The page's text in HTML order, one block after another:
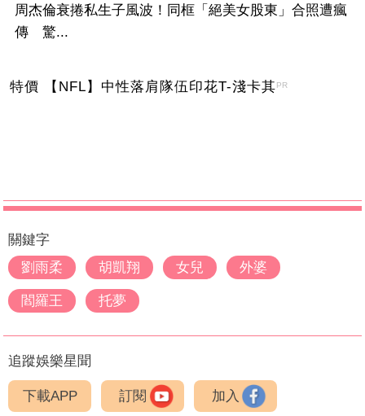
周杰倫衰捲私生子風波！同框「絕美女股東」合照遭瘋
傳 驚...
特價 【NFL】中性落肩隊伍印花T-淺卡其PR
關鍵字
劉雨柔
胡凱翔 女兒 外婆
閻羅王 托夢
追蹤娛樂星聞
下載APP 訂閱 加入